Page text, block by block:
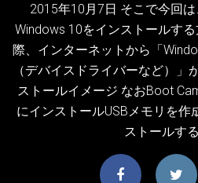
2015年10月7日 そこで今回
Windows 10をインストールす
際、インターネットから「
（デバイスドライバーなど）」
ストールイメージ なおBoot
にインストールUSBメモリを作
ストールす